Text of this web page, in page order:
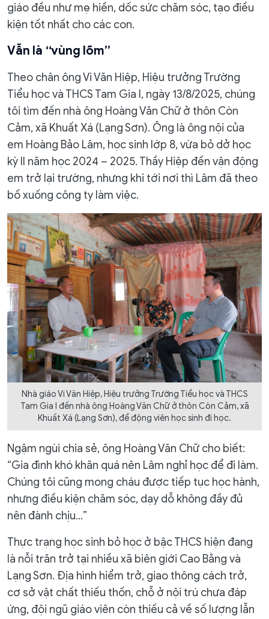
giáo đều như mẹ hiền, dốc sức chăm sóc, tạo điều
kiện tốt nhất cho các con.
Vẫn là “vùng lõm”
Theo chân ông Vi Văn Hiệp, Hiệu trưởng Trường
Tiểu học và THCS Tam Gia I, ngày 13/8/2025, chúng
tôi tìm đến nhà ông Hoàng Văn Chữ ở thôn Còn
Cảm, xã Khuất Xá (Lạng Sơn). Ông là ông nội của
em Hoàng Bảo Lâm, học sinh lớp 8, vừa bỏ dở học
kỳ II năm học 2024 – 2025. Thầy Hiệp đến vận động
em trở lại trường, nhưng khi tới nơi thì Lâm đã theo
bố xuống công ty làm việc.
Nhà giáo Vi Văn Hiệp, Hiệu trưởng Trường Tiểu học và THCS
Tam Gia I đến nhà ông Hoàng Văn Chữ ở thôn Còn Cảm, xã
Khuất Xá (Lạng Sơn), để động viên học sinh đi học.
Ngậm ngùi chia sẻ, ông Hoàng Văn Chữ cho biết:
“Gia đình khó khăn quá nên Lâm nghỉ học để đi làm.
Chúng tôi cũng mong cháu được tiếp tục học hành,
nhưng điều kiện chăm sóc, dạy dỗ không đầy đủ
nên đành chịu…”
Thực trạng học sinh bỏ học ở bậc THCS hiện đang
là nỗi trăn trở tại nhiều xã biên giới Cao Bằng và
Lạng Sơn. Địa hình hiểm trở, giao thông cách trở,
cơ sở vật chất thiếu thốn, chỗ ở nội trú chưa đáp
ứng, đội ngũ giáo viên còn thiếu cả về số lượng lẫn